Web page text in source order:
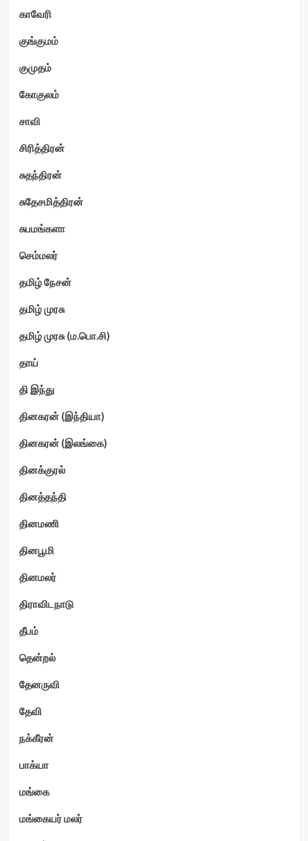
காவேரி
குங்குமம்
குமுதம்
கோகுலம்
சாவி
சிரித்திரன்
சுதந்திரன்
சுதேசமித்திரன்
சுபமங்களா
செம்மலர்
தமிழ் நேசன்
தமிழ் முரசு
தமிழ் முரசு (ம.பொ.சி)
தாய்
தி இந்து
தினகரன் (இந்தியா)
தினகரன் (இலங்கை)
தினக்குரல்
தினத்தந்தி
தினமணி
தினபூமி
தினமலர்
திராவிடநாடு
தீபம்
தென்றல்
தேனருவி
தேவி
நக்கீரன்
பாக்யா
மங்கை
மங்கையர் மலர்